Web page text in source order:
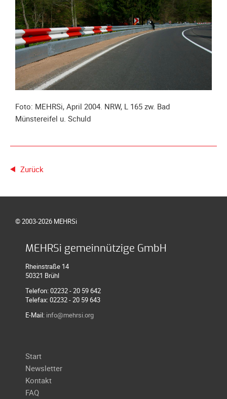
Technik
Unterfahrschutz
-
Kompatibilität
Unterfahrschutz
mit
Absenkung
Kurvenleittafel
Galerien
2026
2025
Galerie
2024
Galerie
2021
Galerie
2020
Foto: MEHRSi, April 2004. NRW, L 165 zw. Bad
Münstereifel u. Schuld
Zurück
© 2003-2026 MEHRSi
MEHRSi gemeinnützige GmbH
Rheinstraße 14
50321 Brühl
Telefon: 02232 - 20 59 642
Telefax: 02232 - 20 59 643
E-Mail: info@mehrsi.org
Navigation
überspringen
Start
Newsletter
Kontakt
FAQ